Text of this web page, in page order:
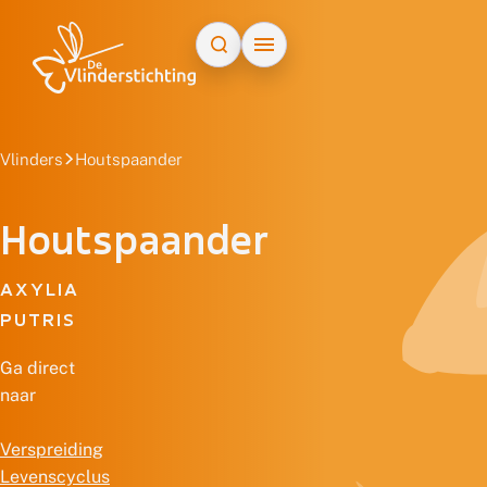
Vlinders Houtspaander
Houtspaander
AXYLIA
PUTRIS
Ga direct
naar
Verspreiding
Levenscyclus